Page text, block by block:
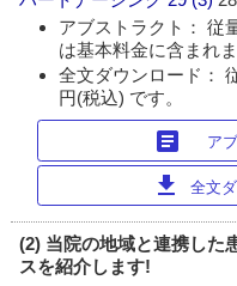
アブストラクト： 従
は基本料金に含まれま
全文ダウンロード：
円(税込) です。
article ア
download 全文
(2) 当院の地域と連携した
スを紹介します!